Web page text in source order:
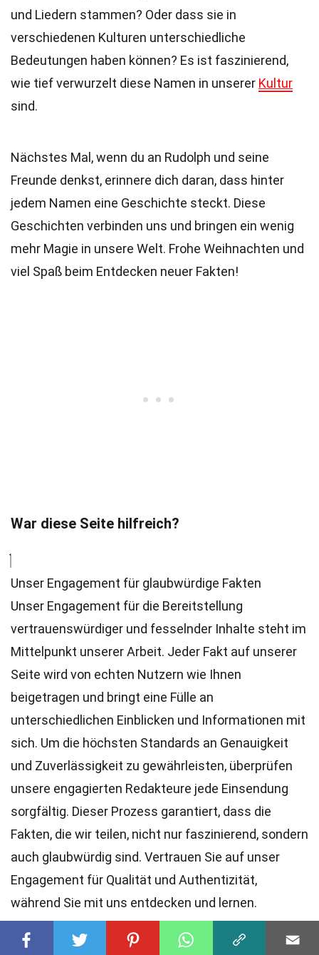
und Liedern stammen? Oder dass sie in
verschiedenen Kulturen unterschiedliche
Bedeutungen haben können? Es ist faszinierend,
wie tief verwurzelt diese Namen in unserer Kultur
sind.
Nächstes Mal, wenn du an Rudolph und seine
Freunde denkst, erinnere dich daran, dass hinter
jedem Namen eine Geschichte steckt. Diese
Geschichten verbinden uns und bringen ein wenig
mehr Magie in unsere Welt. Frohe Weihnachten und
viel Spaß beim Entdecken neuer Fakten!
War diese Seite hilfreich?
Unser Engagement für glaubwürdige Fakten
Unser Engagement für die Bereitstellung
vertrauenswürdiger und fesselnder Inhalte steht im
Mittelpunkt unserer Arbeit. Jeder Fakt auf unserer
Seite wird von echten Nutzern wie Ihnen
beigetragen und bringt eine Fülle an
unterschiedlichen Einblicken und Informationen mit
sich. Um die höchsten Standards an Genauigkeit
und Zuverlässigkeit zu gewährleisten, überprüfen
unsere engagierten Redakteure jede Einsendung
sorgfältig. Dieser Prozess garantiert, dass die
Fakten, die wir teilen, nicht nur faszinierend, sondern
auch glaubwürdig sind. Vertrauen Sie auf unser
Engagement für Qualität und Authentizität,
während Sie mit uns entdecken und lernen.